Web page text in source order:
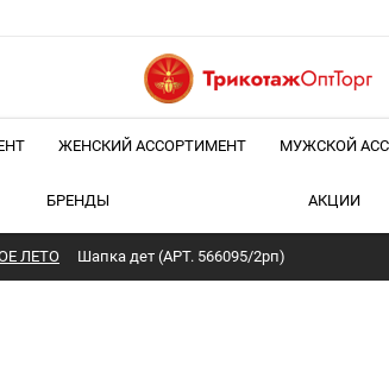
ЖЕНСКИЙ АССОРТИМЕНТ МУЖСКОЙ
БРЕНДЫ АКЦИИ
ЛЕТО Шапка дет (АРТ. 566095/2рп)